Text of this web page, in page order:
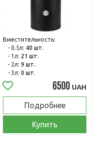
Вместительность:
- 0.5л: 40 шт.
- 1л: 21 шт.
- 2л: 9 шт.
- 3л: 0 шт.
6500 UAH
Подробнее
Купить